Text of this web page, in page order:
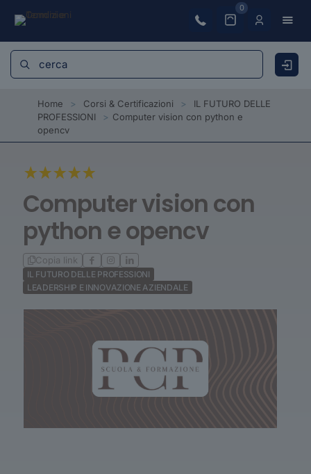
0
Home > Corsi & Certificazioni >
IL FUTURO DELLE
PROFESSIONI
> Computer vision con python e
opencv
Computer vision con
python e opencv
Copia link
IL FUTURO DELLE PROFESSIONI
LEADERSHIP E INNOVAZIONE AZIENDALE